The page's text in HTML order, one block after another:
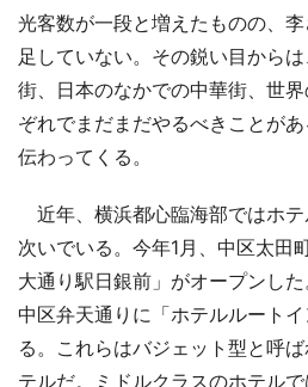
光客数が一段と増えたものの、
足していない。その鋭い目から
街、日本のなかでの中華街、世
ぞれでまだまだやるべきことが
伝わってくる。
近年、横浜都心臨海部ではホ
次いでいる。今年1月、中区太田
大通り駅日銀前」がオープンし
中区弁天通りに「ホテルルート
る。これらはバジェット型と呼
テルだ。ミドルクラスのホテル